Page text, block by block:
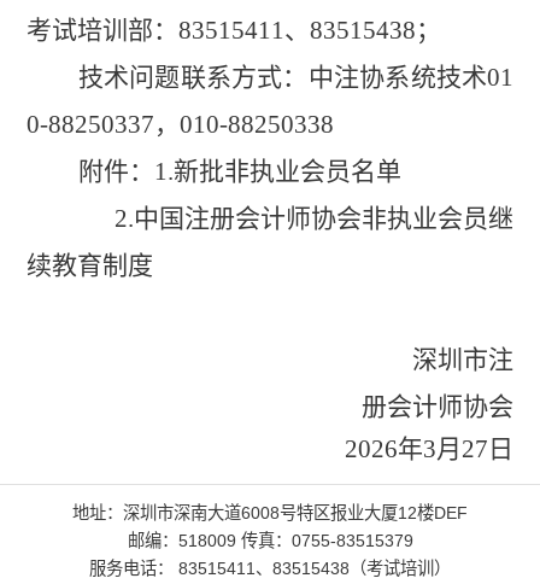
考试培训部： 83515411、83515438；
技术问题联系方式：中注协系统技术01
0-88250337，010-88250338
附件： 1.新批非执业会员名单
2.中国注册会计师协会非执业会员继
续教育制度
深圳市注
册会计师协会
2026年3月27 日
地址：深圳市深南大道6008号特区报业大厦12楼DEF
邮编：518009 传真：0755-83515379
服务电话： 83515411、83515438（考试培训）